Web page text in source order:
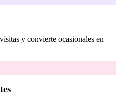
y convierte ocasionales en